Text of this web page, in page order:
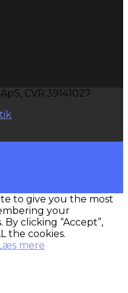
CVR:39141027
to give you the most
your
clicking “Accept”,
the cookies.
mere